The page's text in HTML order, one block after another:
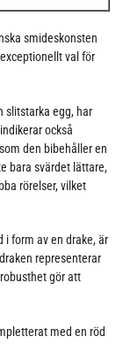
smideskonsten
val för
slitstarka egg, har
också
den bibehåller en
bara svärdet lättare,
rörelser, vilket
i form av en drake, är
representerar
gör att
med en röd